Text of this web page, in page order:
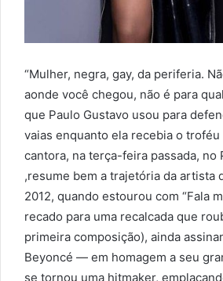
“Mulher, negra, gay, da periferia.
aonde você chegou, não é para
que Paulo Gustavo usou para
vaias enquanto ela recebia o
cantora, na terça-feira passada, no
,resume bem a trajetória da artista
2012, quando estourou com “Fala
recado para uma recalcada que
primeira composição), ainda
Beyoncé — em homagem a seu
se tornou uma hitmaker,